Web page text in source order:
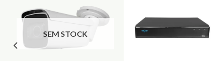
aos
Favoritos
SEM STOCK
Favoritos